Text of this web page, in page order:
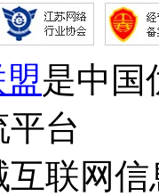
是中国
平台
联网